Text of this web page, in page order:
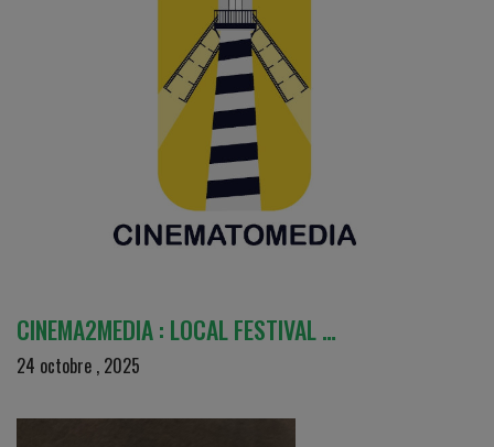
CINEMA2MEDIA : LOCAL FESTIVAL …
24 octobre , 2025